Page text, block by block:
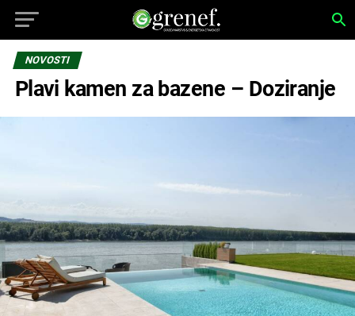
NOVOSTI
Plavi kamen za bazene – Doziranje